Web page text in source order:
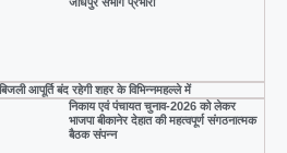
आपूर्ति बंद रहेगी शहर के विभिन्नमहल्ले में
निकाय एवं पंचायत चुनाव-2026 को लेकर
भाजपा बीकानेर देहात की महत्वपूर्ण संगठनात्मक
बैठक संपन्न